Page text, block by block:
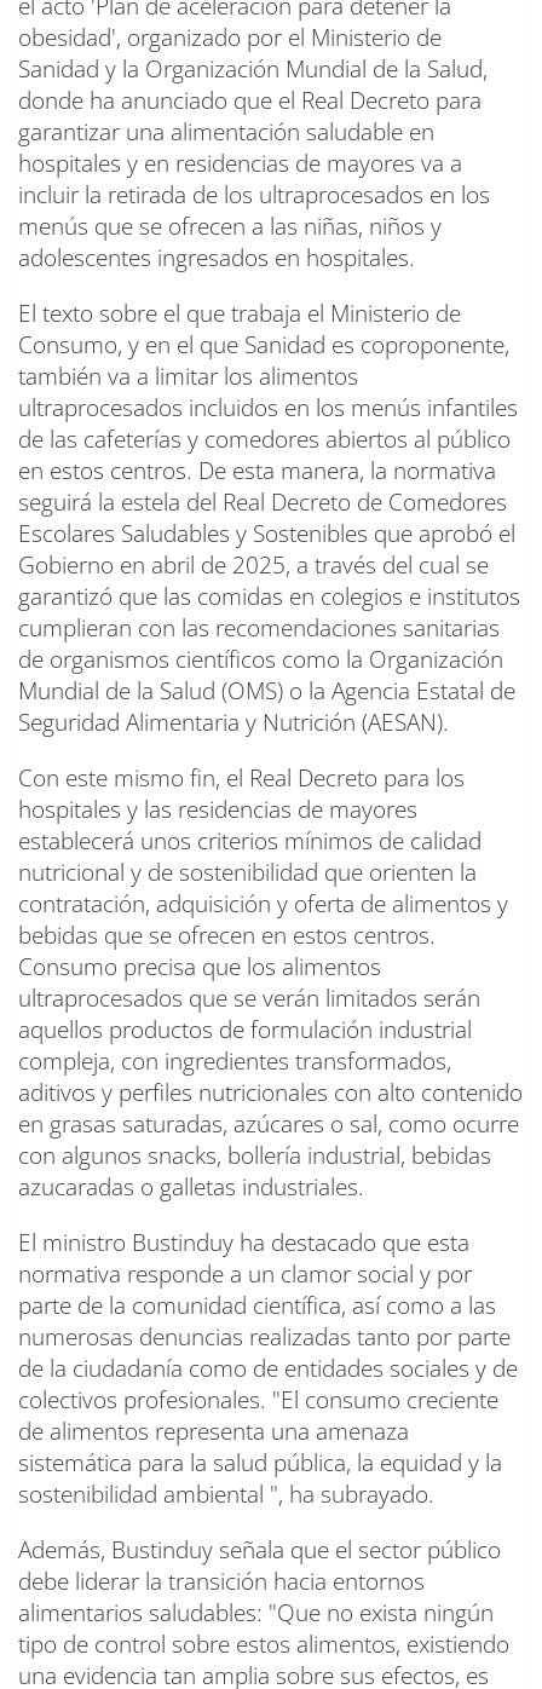
obesidad', organizado por el Ministerio de
Sanidad y la Organización Mundial de la Salud,
donde ha anunciado que el Real Decreto para
garantizar una alimentación saludable en
hospitales y en residencias de mayores va a
incluir la retirada de los ultraprocesados en los
menús que se ofrecen a las niñas, niños y
adolescentes ingresados en hospitales.
El texto sobre el que trabaja el Ministerio de
Consumo, y en el que Sanidad es coproponente,
también va a limitar los alimentos
ultraprocesados incluidos en los menús infantiles
de las cafeterías y comedores abiertos al público
en estos centros. De esta manera, la normativa
seguirá la estela del Real Decreto de Comedores
Escolares Saludables y Sostenibles que aprobó el
Gobierno en abril de 2025, a través del cual se
garantizó que las comidas en colegios e institutos
cumplieran con las recomendaciones sanitarias
de organismos científicos como la Organización
Mundial de la Salud (OMS) o la Agencia Estatal de
Seguridad Alimentaria y Nutrición (AESAN).
Con este mismo fin, el Real Decreto para los
hospitales y las residencias de mayores
establecerá unos criterios mínimos de calidad
nutricional y de sostenibilidad que orienten la
contratación, adquisición y oferta de alimentos y
bebidas que se ofrecen en estos centros.
Consumo precisa que los alimentos
ultraprocesados que se verán limitados serán
aquellos productos de formulación industrial
compleja, con ingredientes transformados,
aditivos y perfiles nutricionales con alto contenido
en grasas saturadas, azúcares o sal, como ocurre
con algunos snacks, bollería industrial, bebidas
azucaradas o galletas industriales.
El ministro Bustinduy ha destacado que esta
normativa responde a un clamor social y por
parte de la comunidad científica, así como a las
numerosas denuncias realizadas tanto por parte
de la ciudadanía como de entidades sociales y de
colectivos profesionales. "El consumo creciente
de alimentos representa una amenaza
sistemática para la salud pública, la equidad y la
sostenibilidad ambiental ", ha subrayado.
Además, Bustinduy señala que el sector público
debe liderar la transición hacia entornos
alimentarios saludables: "Que no exista ningún
tipo de control sobre estos alimentos, existiendo
una evidencia tan amplia sobre sus efectos, es